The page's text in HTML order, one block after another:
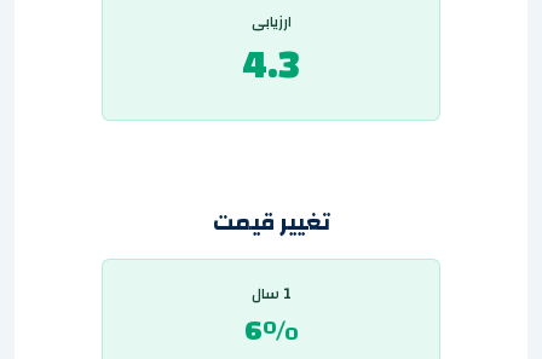
ارزیابی
4.3
تغییر قیمت
1 سال
6%